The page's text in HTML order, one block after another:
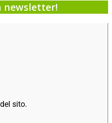
newsletter!
del sito.